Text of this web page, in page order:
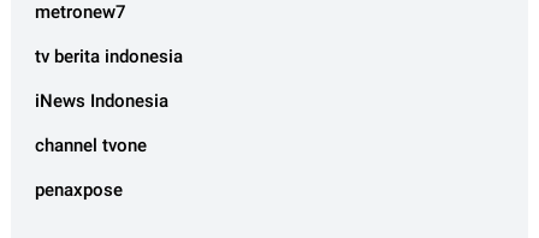
metronew7
tv berita indonesia
iNews Indonesia
channel tvone
penaxpose